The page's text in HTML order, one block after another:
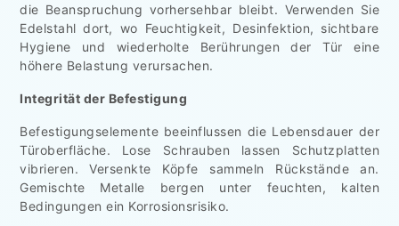
die Beanspruchung vorhersehbar bleibt. Verwenden Sie
Edelstahl dort, wo Feuchtigkeit, Desinfektion, sichtbare
Hygiene und wiederholte Berührungen der Tür eine
höhere Belastung verursachen.
Integrität der Befestigung
Befestigungselemente beeinflussen die Lebensdauer der
Türoberfläche. Lose Schrauben lassen Schutzplatten
vibrieren. Versenkte Köpfe sammeln Rückstände an.
Gemischte Metalle bergen unter feuchten, kalten
Bedingungen ein Korrosionsrisiko.